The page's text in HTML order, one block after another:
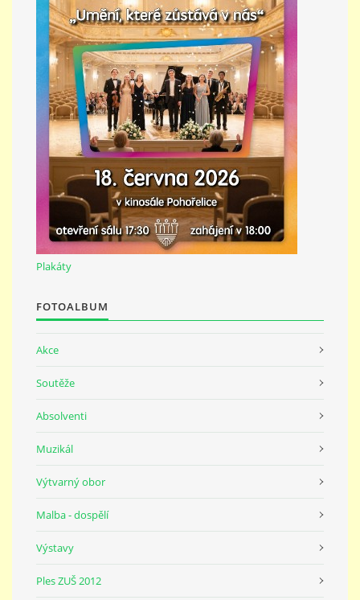
ZAMĚSTNÁNÍ
DOTACE
GDPR
ZUŠ Pohořelice
Školní 462
Pohořelice
691 23
Plakáty
FOTOALBUM
Akce
Soutěže
Absolventi
Muzikál
Výtvarný obor
Malba - dospělí
Výstavy
Ples ZUŠ 2012